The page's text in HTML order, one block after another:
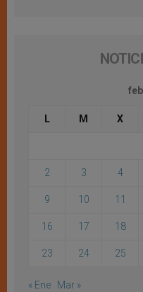
L M X
2 3 4
9 10 11
16 17 18
23 24 25
« Ene Mar »